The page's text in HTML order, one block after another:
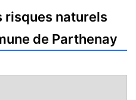
risques naturels
de Parthenay